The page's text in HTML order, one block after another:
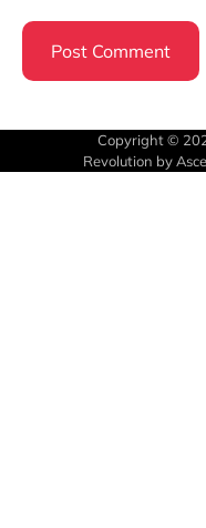
Copyright ©
Revolution by